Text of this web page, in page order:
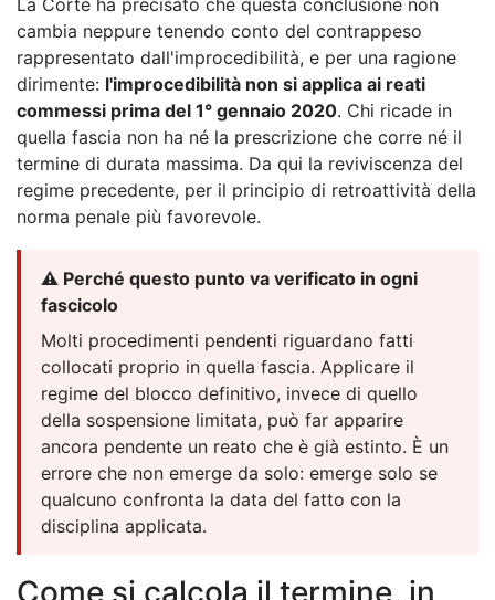
cambia neppure tenendo conto del contrappeso
rappresentato dall'improcedibilità, e per una ragione
dirimente: l'improcedibilità non si applica ai reati
commessi prima del 1° gennaio 2020. Chi ricade in
quella fascia non ha né la prescrizione che corre né il
termine di durata massima. Da qui la reviviscenza del
regime precedente, per il principio di retroattività della
norma penale più favorevole.
⚠️ Perché questo punto va verificato in ogni
fascicolo
Molti procedimenti pendenti riguardano fatti
collocati proprio in quella fascia. Applicare il
regime del blocco definitivo, invece di quello
della sospensione limitata, può far apparire
ancora pendente un reato che è già estinto. È un
errore che non emerge da solo: emerge solo se
qualcuno confronta la data del fatto con la
disciplina applicata.
Come si calcola il termine, in